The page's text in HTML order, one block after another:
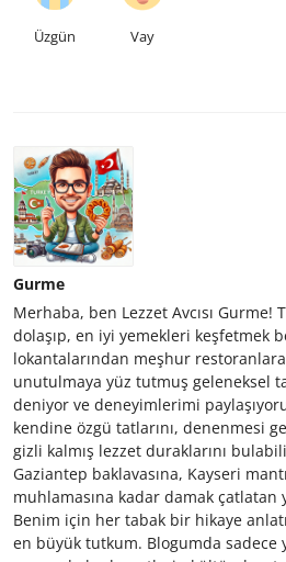
Üzgün Vay
Gurme
Merhaba, ben Lezzet Avcısı Gurme!
dolaşıp, en iyi yemekleri keşfetmek
lokantalarından meşhur
unutulmaya yüz tutmuş geleneksel
deniyor ve deneyimlerimi
kendine özgü tatlarını, denenmesi
gizli kalmış lezzet duraklarını
Gaziantep baklavasına, Kayseri
muhlamasına kadar damak
Benim için her tabak bir hikaye
en büyük tutkum. Blogumda sadece